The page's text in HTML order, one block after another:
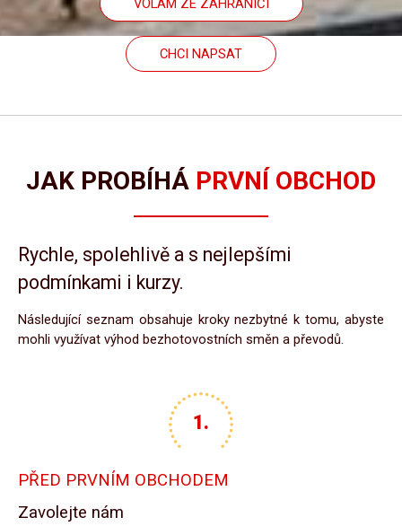
VOLÁM ZE ZAHRANIČÍ
CHCI NAPSAT
JAK PROBÍHÁ PRVNÍ OBCHOD
Rychle, spolehlivě a s nejlepšími
podmínkami i kurzy.
Následující seznam obsahuje kroky nezbytné k tomu, abyste
mohli využívat výhod bezhotovostních směn a převodů.
PŘED PRVNÍM OBCHODEM
Zavolejte nám